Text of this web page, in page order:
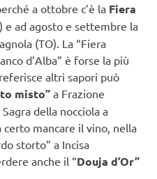
a ottobre c’è la Fiera
e ad agosto e settembre la
(TO). La “Fiera
d’Alba” è forse la più
altri sapori può
misto” a Frazione
della nocciola a
mancare il vino, nella
storto” a Incisa
anche il “Douja d’Or”